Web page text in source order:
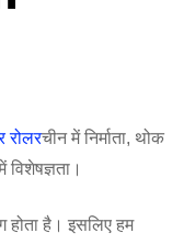
रोलरचीन में निर्माता, थोक
है। इसलिए हम